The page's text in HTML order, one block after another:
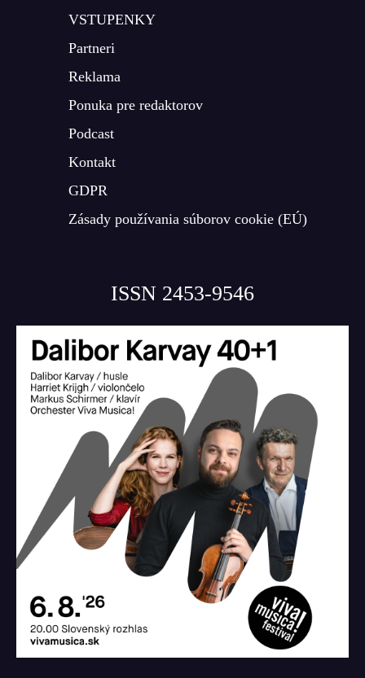
VSTUPENKY
Partneri
Reklama
Ponuka pre redaktorov
Podcast
Kontakt
GDPR
Zásady používania súborov cookie (EÚ)
ISSN 2453-9546